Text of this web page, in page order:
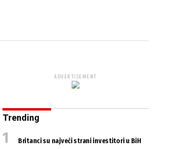
ADVERTISEMENT
Trending
Britanci su najveći strani investitori u BiH